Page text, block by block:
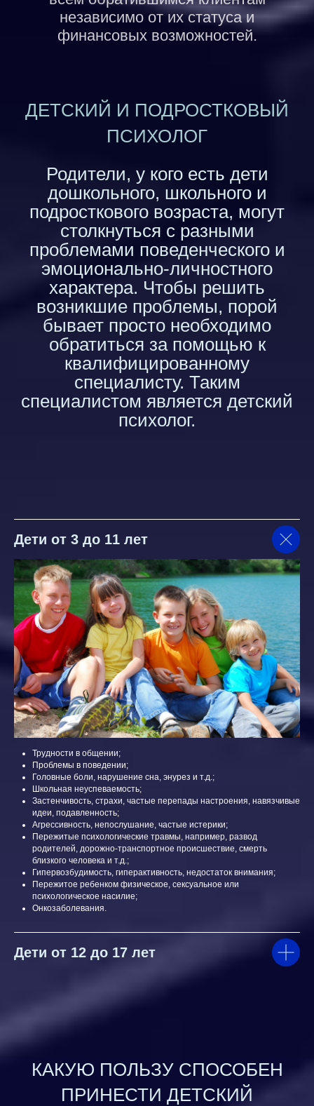
независимо от их статуса и
финансовых возможностей.
ДЕТСКИЙ И ПОДРОСТКОВЫЙ
ПСИХОЛОГ
Родители, у кого есть дети
дошкольного, школьного и
подросткового возраста, могут
столкнуться с разными
проблемами поведенческого и
эмоционально-личностного
характера. Чтобы решить
возникшие проблемы, порой
бывает просто необходимо
обратиться за помощью к
квалифицированному
специалисту. Таким
специалистом является детский
психолог.
Дети от 3 до 11 лет
Трудности в общении;
Проблемы в поведении;
Головные боли, нарушение сна, энурез и т.д.;
Школьная неуспеваемость;
Застенчивость, страхи, частые перепады настроения, навязчивые
идеи, подавленность;
Агрессивность, непослушание, частые истерики;
Пережитые психологические травмы, например, развод
родителей, дорожно-транспортное происшествие, смерть
близкого человека и т.д.;
Гипервозбудимость, гиперактивность, недостаток внимания;
Пережитое ребенком физическое, сексуальное или
психологическое насилие;
Онкозаболевания.
Дети от 12 до 17 лет
КАКУЮ ПОЛЬЗУ СПОСОБЕН
ПРИНЕСТИ ДЕТСКИЙ